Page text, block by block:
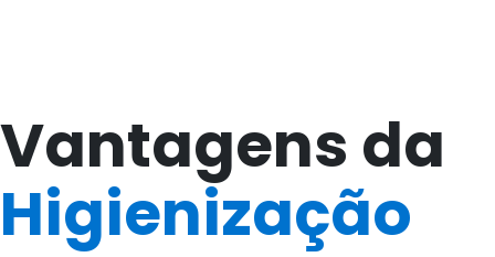
Vantagens da
Higienização